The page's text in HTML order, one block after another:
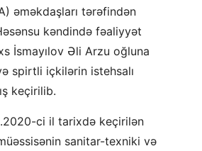
əməkdaşları tərəfindən
kəndində fəaliyyət
İsmayılov Əli Arzu oğluna
spirtli içkilərin istehsalı
keçirilib.
ci il tarixdə keçirilən
sanitar-texniki və